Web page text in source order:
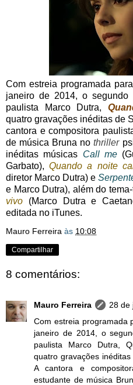
Com estreia programada
janeiro de 2014, o segundo
paulista Marco Dutra,
quatro gravações inéditas de
cantora e compositora
de música Bruna nothriller
inéditas músicas Call me
Garbato),Quando a noite
diretor Marco Dutra) e
e Marco Dutra), além do
vivo (Marco Dutra e
editada no iTunes.
Mauro Ferreira às 10:08
Compartilhar
8 comentários:
Mauro Ferreira
28 de
Com estreia programada
janeiro de 2014, o
paulista Marco Dutra,
quatro gravações
A cantora e
estudante de música